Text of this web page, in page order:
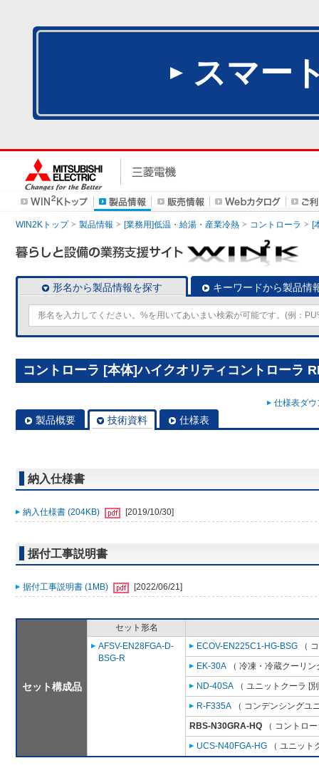
スマー
WIN2Kトップ 製品情報 [業務用]低温・給湯・産業冷熱 コントローラ [
形名から製品情報を探す キーワードから製品情
コントローラ [本体]ハイクオリティコントローラ
仕様表ダ
製品概要 技術資料 仕様表
納入仕様書
納入仕様書 (204KB) [2019/10/30]
据付工事説明書
据付工事説明書 (1MB) [2022/06/21]
セット構成品
セット形名
AFSV-EN28FGA-D-
BSG-R
ECOV-EN225C1-HG-BSG （
EK-30A （ 冷凍・冷蔵クーリ
ND-40SA （ ユニットクーラ [
R-F335A （ コンデンシングユ
RBS-N30GRA-HQ （ コントロ
UCS-N40FGA-HG （ ユニット